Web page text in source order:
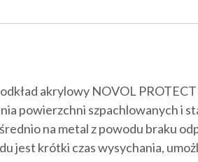
akrylowy NOVOL
powierzchni szpachlowanych i
na metal z powodu braku
jest krótki czas wysychania,